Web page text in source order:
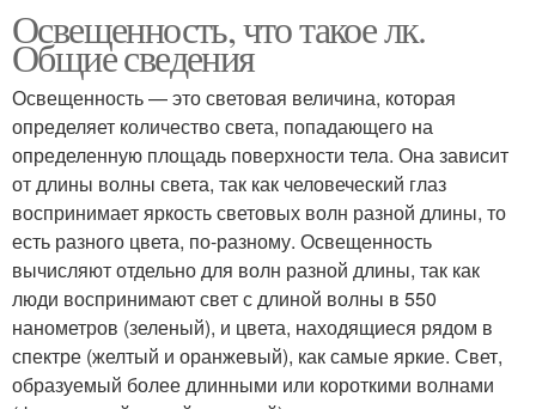
Освещенность, что такое лк.
Общие сведения
Освещенность — это световая величина, которая
определяет количество света, попадающего на
определенную площадь поверхности тела. Она зависит
от длины волны света, так как человеческий глаз
воспринимает яркость световых волн разной длины, то
есть разного цвета, по-разному. Освещенность
вычисляют отдельно для волн разной длины, так как
люди воспринимают свет с длиной волны в 550
нанометров (зеленый), и цвета, находящиеся рядом в
спектре (желтый и оранжевый), как самые яркие. Свет,
образуемый более длинными или короткими волнами